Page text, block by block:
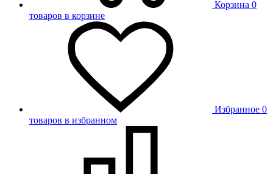
Корзина 0
товаров в корзине
Избранное 0
товаров в избранном